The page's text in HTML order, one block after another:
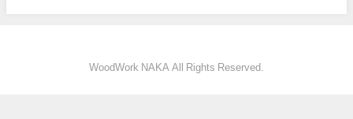
WoodWork NAKA All Rights Reserved.